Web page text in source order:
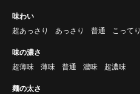
味わい
超あっさり
あっさり 普通 こってり
味の濃さ
超薄味
薄味 普通 濃味 超濃味
麺の太さ